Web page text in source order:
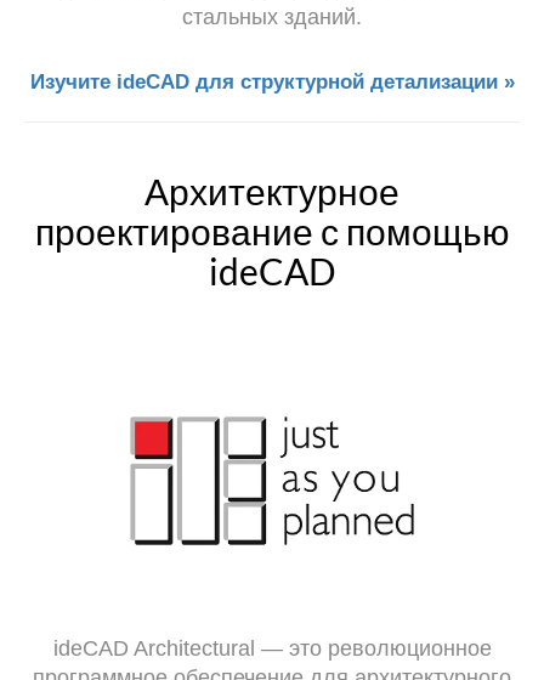
стальных зданий.
Изучите ideCAD для структурной детализации »
Архитектурное
проектирование с помощью
ideCAD
ideCAD Architectural — это революционное